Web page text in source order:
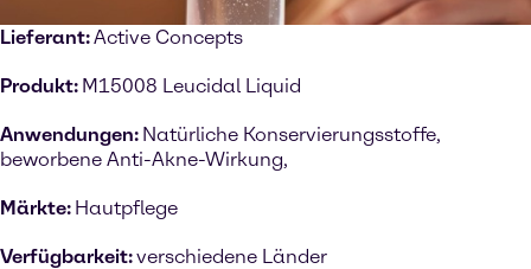
Lieferant:Active Concepts
Produkt: M15008 Leucidal Liquid
Anwendungen: Natürliche Konservierungsstoffe,
beworbene Anti-Akne-Wirkung,
Märkte: Hautpflege
Verfügbarkeit:verschiedene Länder